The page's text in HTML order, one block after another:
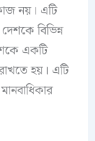
নয়। এটি
বিভিন্ন
একটি
হয়। এটি